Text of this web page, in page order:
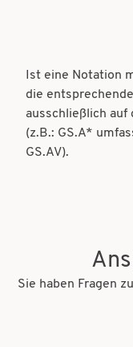
Ist eine Notation
die
ausschließlich
(z.B.: GS.A*
GS.AV).
Sie haben Fragen